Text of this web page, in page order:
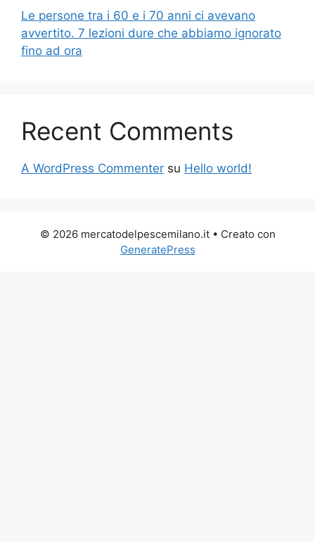
Le persone tra i 60 e i 70 anni ci avevano
avvertito. 7 lezioni dure che abbiamo ignorato
fino ad ora
Recent Comments
A WordPress Commenter su Hello world!
© 2026 mercatodelpescemilano.it• Creato con
GeneratePress